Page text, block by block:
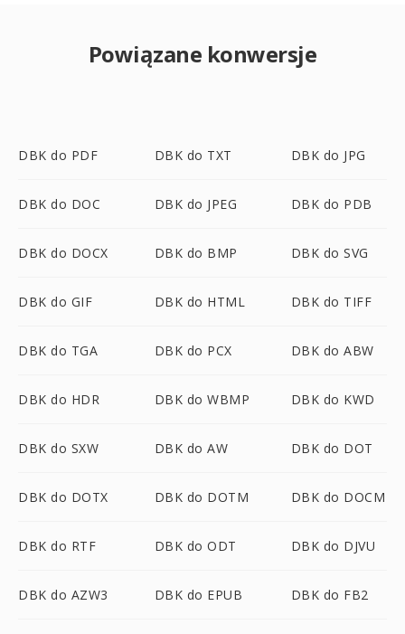
Powiązane konwersje
DBK do PDF DBK do TXT DBK do JPG
DBK do DOC DBK do JPEG DBK do PDB
DBK do DOCX DBK do BMP DBK do SVG
DBK do GIF DBK do HTML DBK do TIFF
DBK do TGA DBK do PCX DBK do ABW
DBK do HDR DBK do WBMP DBK do KWD
DBK do SXW DBK do AW DBK do DOT
DBK do DOTX DBK do DOTM DBK do DOCM
DBK do RTF DBK do ODT DBK do DJVU
DBK do AZW3 DBK do EPUB DBK do FB2